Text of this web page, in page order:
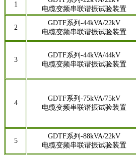
1
电缆变频串联谐振试验装置
2
GDTF系列-44kVA/22kV
电缆变频串联谐振试验装置
3
GDTF系列-44kVA/44kV
电缆变频串联谐振试验装置
4
GDTF系列-75kVA/75kV
电缆变频串联谐振试验装置
5
GDTF系列-88kVA/22kV
电缆变频串联谐振试验装置